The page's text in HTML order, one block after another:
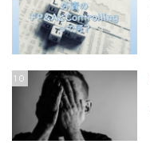
10